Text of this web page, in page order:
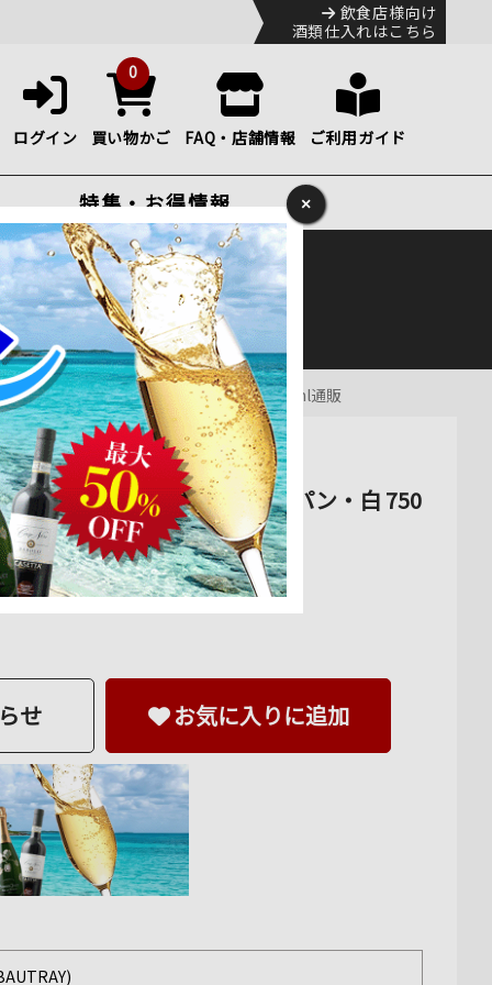
飲食店様向け
酒類仕入れはこちら
ログイン
0
買い物かご FAQ・店舗情報 ご利用ガイド
特集・お得情報
のHPをご確認下さい。
ス シャンパーニュ シャンパン・白 750ml通販
ンス シャンパーニュ シャンパン・白 750
せ お気に入りに追加
×